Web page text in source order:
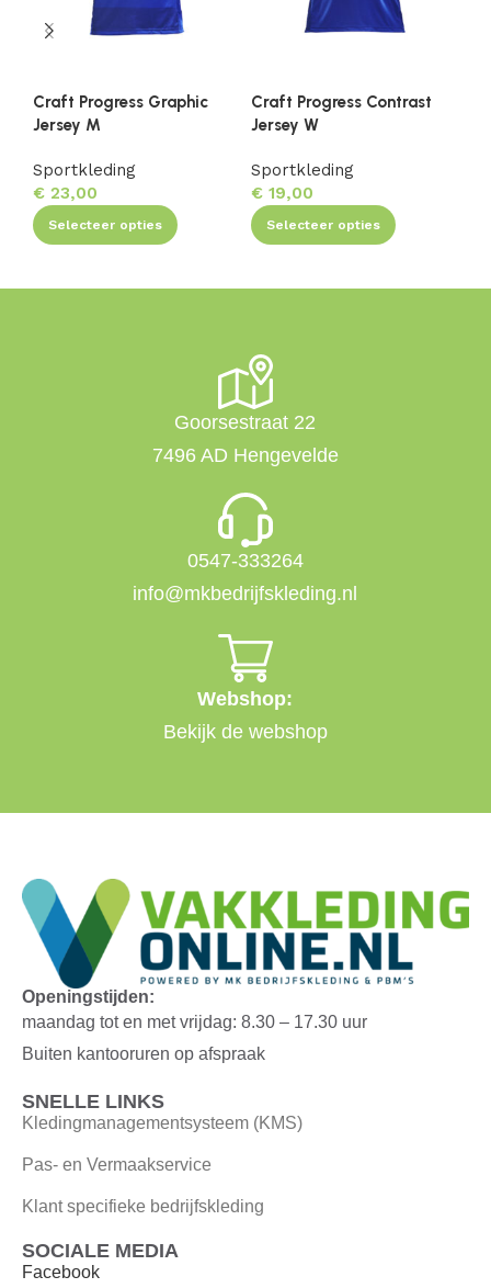
Craft Progress Graphic
Jersey M
Sportkleding
€ 23,00
Selecteer opties
Craft Progress Contrast
Jersey W
Sportkleding
€19,00
Selecteer opties
Goorsestraat 22
7496 AD Hengevelde
0547-333264
info@mkbedrijfskleding.nl
Webshop:
Bekijk de webshop
Openingstijden:
maandag tot en met vrijdag: 8.30 – 17.30 uur
Buiten kantooruren op afspraak
SNELLE LINKS
Kledingmanagementsysteem (KMS)
Pas- en Vermaakservice
Klant specifieke bedrijfskleding
SOCIALE MEDIA
Facebook